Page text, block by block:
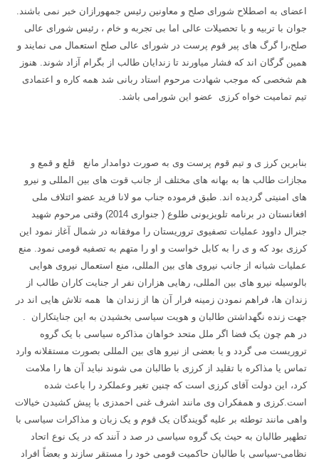
اعضای به اصطلاح شورای صلح و معاونین رئیس جمهورازان خبر نمی باشند.
جوان با تربیه و با تحصیلات عالی اما بی تجربه و خام ، رئیس شورای عالی
صلح،را گرگ های پیر قوم پرست در شورای عالی صلح استعمال می نمایند و
همین گرگان اند که فشار میاورند تا زندایان طالب از بگرام آزاد شوند. هنوز
هم شخصی که موجب شهادت مرحوم استاد ربانی شد همه کاره و اعتمادی
تیم تمامیت خواه کرزی عضو این شورامی باشد.
بنابرین کرز ی و تیم قوم پرست وی به صورت دوامدار مانع قلع و قمع و
مجازات طالب ها به بهانه های مختلف از جانب قوت های بین المللی و نیرو
های امنیتی گردیده اند. طبق فرموده جناب مو لانا فرید عضو ائتلاف ملی
افغانستان در برنامه تلویزیونی طلوع ( جنواری 2014) وقتی مرحوم شهید
جنرال داوود عملیات تصفیوی تروریستان را موفقانه در شمال آغاز نمود این
کرزی بود که و ی را به کابل خواست و او را متهم به تصفیه قومی نمود. منع
عملیات شبانه از جانب نیروی های بین المللی، منع استعمال نیروی هوایی
بالوسیله نیرو های بین المللی، رهایی هزاران نفر ار جنایت کاران طالب از
زندان ها، فراهم نمودن زمینه فرار آن ها از زندان ها همه تلاش هایی اند در
جهت زنده نگهداشتن طالبان و هویت سیاسی بخشیدن به این جنایتکاران .
در هم چون یک فضا اگر ملل متحد خواهان مذاکره سیاسی با یک گروه
تروریست می گردد و یا بعضی از نیرو های بین المللی بصورت مستقلانه وارد
تماس یا مذاکره با تقلید از کرزی با طالبان می شوند نباید آن ها را ملامت
کرد، این دولت آقای کرزی است که چنین تغیر وعملکرد را باعث شده
است.کرزی و همفکران وی مانند اشرف غنی احمدزی با پیش کشیدن خیالات
واهی مانند توطئه بر علیه گویندگان یک قوم و یک زبان و مذاکرات سیاسی با
تطهیر طالبان به حیث یک گروه سیاسی در صد د آنند که در یک نوع اتحاد
نظامی-سیاسی با طالبان حاکمیت قومی خود را مستقر سازند و بعضاً افراد